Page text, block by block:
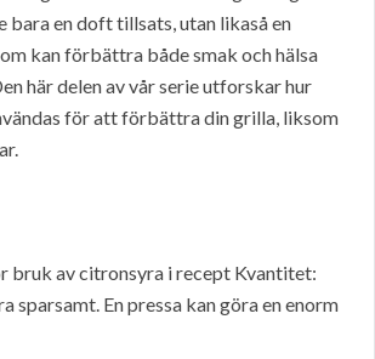
bara en doft tillsats, utan likaså en
kan förbättra både smak och hälsa
här delen av vår serie utforskar hur
för att förbättra din grilla, liksom
bruk av citronsyra i recept Kvantitet:
sparsamt. En pressa kan göra en enorm